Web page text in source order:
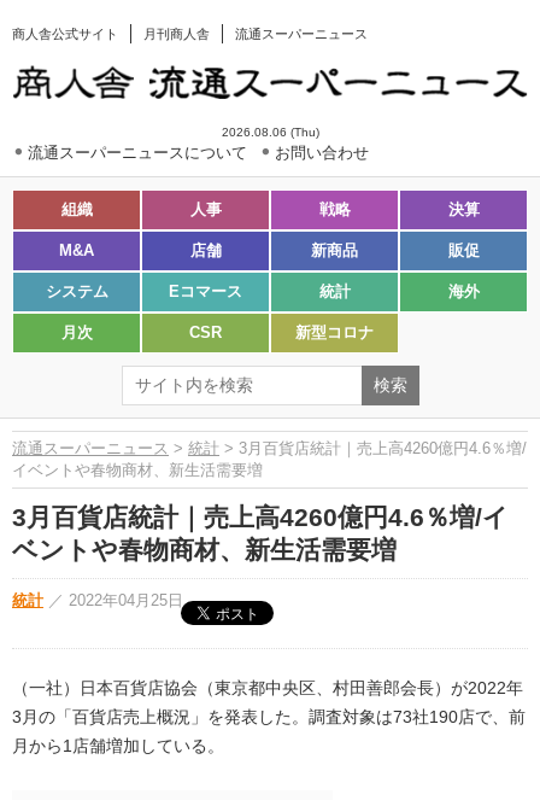
商人舎公式サイト 月刊商人舎 流通スーパーニュース
2026.08.06 (Thu)
流通スーパーニュースについて お問い合わせ
組織 人事 戦略 決算
M&A 店舗 新商品 販促
システム Eコマース 統計 海外
月次 CSR 新型コロナ
流通スーパーニュース > 統計 > 3月百貨店統計｜売上高4260億円4.6％増/
イベントや春物商材、新生活需要増
3月百貨店統計｜売上高4260億円4.6％増/イ
ベントや春物商材、新生活需要増
統計 ／ 2022年04月25日
（一社）日本百貨店協会（東京都中央区、村田善郎会長）が2022年
3月の「百貨店売上概況」を発表した。調査対象は73社190店で、前
月から1店舗増加している。